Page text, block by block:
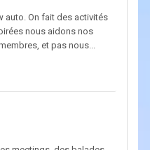
auto. On fait des activités
nous aidons nos
et pas nous...